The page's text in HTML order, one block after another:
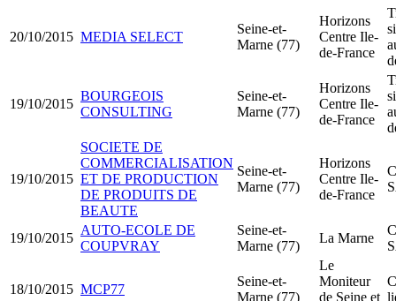
20/10/2015 MEDIA SELECT
Seine-et-
Marne (77)
Horizons
Centre Ile-
de-France
19/10/2015
BOURGEOIS
CONSULTING
Seine-et-
Marne (77)
Horizons
Centre Ile-
de-France
19/10/2015
SOCIETE DE
COMMERCIALISATION
ET DE PRODUCTION
DE PRODUITS DE
BEAUTE
Seine-et-
Marne (77)
Horizons
Centre Ile-
de-France
19/10/2015
AUTO-ECOLE DE
COUPVRAY
Seine-et-
Marne (77)
La Marne
18/10/2015 MCP77
Seine-et-
Marne (77)
Le
Moniteur
de Seine et